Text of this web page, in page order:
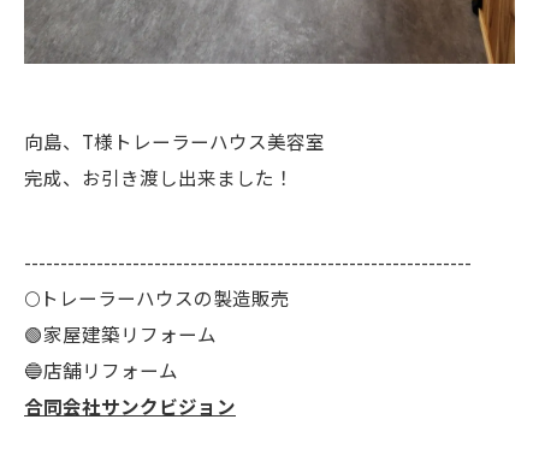
向島、T様トレーラーハウス美容室
完成、お引き渡し出来ました！
--------------------------------------------------------------
🌕️トレーラーハウスの製造販売
🟢家屋建築リフォーム
🔵店舗リフォーム
合同会社サンクビジョン